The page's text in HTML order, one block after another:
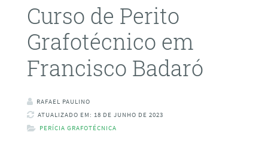
Curso de Perito
Grafotécnico em
Francisco Badaró
RAFAEL PAULINO
ATUALIZADO EM: 18 DE JUNHO DE 2023
PERÍCIA GRAFOTÉCNICA